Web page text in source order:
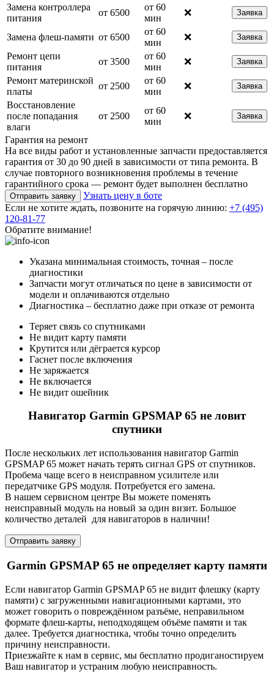
Замена контроллера
питания
от 6500
от 60
мин
❌ Заявка
Замена флеш-памяти от 6500
от 60
мин
❌ Заявка
Ремонт цепи
питания
от 3500
от 60
мин
❌ Заявка
Ремонт материнской
платы
от 2500
от 60
мин
❌ Заявка
Восстановление
после попадания
влаги
от 2500
от 60
мин
❌ Заявка
Гарантия на ремонт
На все виды работ и установленные запчасти предоставляется
гарантия от 30 до 90 дней в зависимости от типа ремонта. В
случае повторного возникновения проблемы в течение
гарантийного срока — ремонт будет выполнен бесплатно
Отправить заявку
Узнать цену в боте
Если не хотите ждать, позвоните на горячую линию: +7 (495)
120-81-77
Обратите внимание!
Указана минимальная стоимость, точная – после
диагностики
Запчасти могут отличаться по цене в зависимости от
модели и оплачиваются отдельно
Диагностика – бесплатно даже при отказе от ремонта
Теряет связь со спутниками
Не видит карту памяти
Крутится или дёграется курсор
Гаснет после включения
Не заряжается
Не включается
Не видит ошейник
Навигатор Garmin GPSMAP 65 не ловит
спутники
После нескольких лет использования навигатор Garmin
GPSMAP 65 может начать терять сигнал GPS от спутников.
Пробема чаще всего в неисправном усилителе или
передатчике GPS модуля. Потребуется его замена.
В нашем сервисном центре Вы можете поменять
неисправный модуль на новый за один визит. Большое
количество деталей для навигаторов в наличии!
Отправить заявку
Garmin GPSMAP 65 не определяет карту памяти
Если навигатор Garmin GPSMAP 65 не видит флешку (карту
памяти) с загруженными навигационными картами, это
может говорить о повреждённом разъёме, неправильном
формате флеш-карты, неподходящем объёме памяти и так
далее. Требуется диагностика, чтобы точно определить
причину неисправности.
Приезжайте к нам в сервис, мы бесплатно продиганостируем
Ваш навигатор и устраним любую неисправность.